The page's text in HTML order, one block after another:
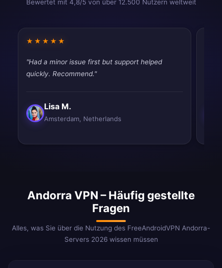
Bewertet mit 4,8/5 von über 12.500 Nutzern weltweit
★★★★★
"Had a minor issue first but support helped
quickly. Recommend."
Lisa M.
Amsterdam, Netherlands
Andorra VPN – Häufig gestellte
Fragen
Alles, was Sie über die Nutzung des FreeAndroidVPN Andorra-
Servers 2026 wissen müssen